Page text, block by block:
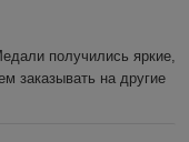
получились яркие,
заказывать на другие